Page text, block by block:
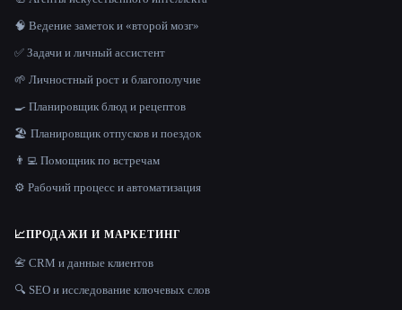
🧠 Ведение заметок и «второй мозг»
✅ Задачи и личный ассистент
🌱 Личностный рост и благополучие
🍳 Планировщик блюд и рецептов
🏖 Планировщик отпусков и поездок
👨‍💻 Помощник по встречам
⚙️ Рабочий процесс и автоматизация
📈ПРОДАЖИ И МАРКЕТИНГ
📇 CRM и данные клиентов
🔍 SEO и исследование ключевых слов